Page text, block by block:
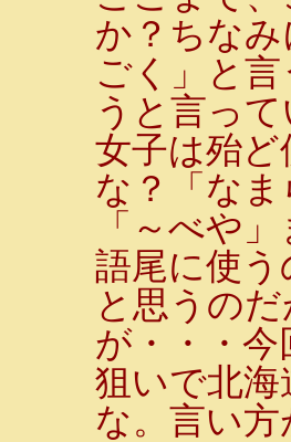
か？ちな
ごく」と
うと言っ
女子は殆
な？「な
「～べや
語尾に使
と思うの
が・・・
狙いで北
な。言い